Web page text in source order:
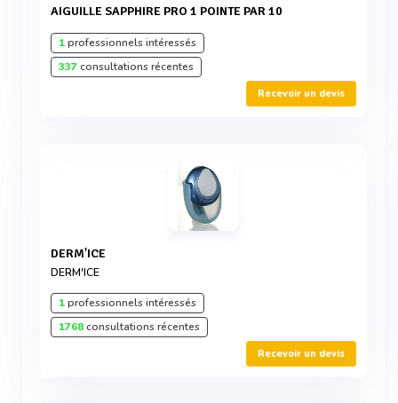
AIGUILLE SAPPHIRE PRO 1 POINTE PAR 10
1professionnels intéressés
337consultations récentes
Recevoir un devis
DERM'ICE
DERM'ICE
1professionnels intéressés
1768consultations récentes
Recevoir un devis